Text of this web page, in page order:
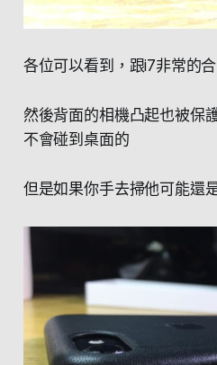
各位可以看到，跟i7非常的
然後背面的相機凸起也被保
不會碰到桌面的
但是如果你手去掃他可能還